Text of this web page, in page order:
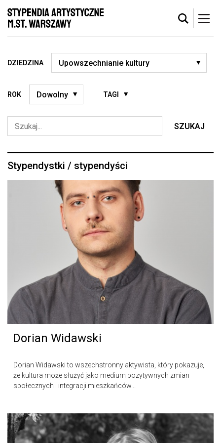
DZIEDZINA
ROK TAGI
SZUKAJ
Stypendystki / stypendyści
Dorian Widawski
Dorian Widawski to wszechstronny aktywista, który pokazuje,
że kultura może służyć jako medium pozytywnych zmian
społecznych i integracji mieszkańców...